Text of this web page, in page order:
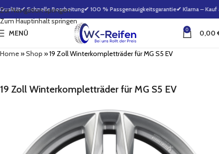
Zur Navigation springen
Zum Hauptinhalt springen
✔ Schnelle Bearbeitung✔ 100 % Passgenauigkeitsgarantie✔ Klarna – Kauf
MENÜ 0 0,00
Home»Shop »19 Zoll Winterkompletträder für MG S5 EV
19 Zoll Winterkompletträder für MG S5 EV